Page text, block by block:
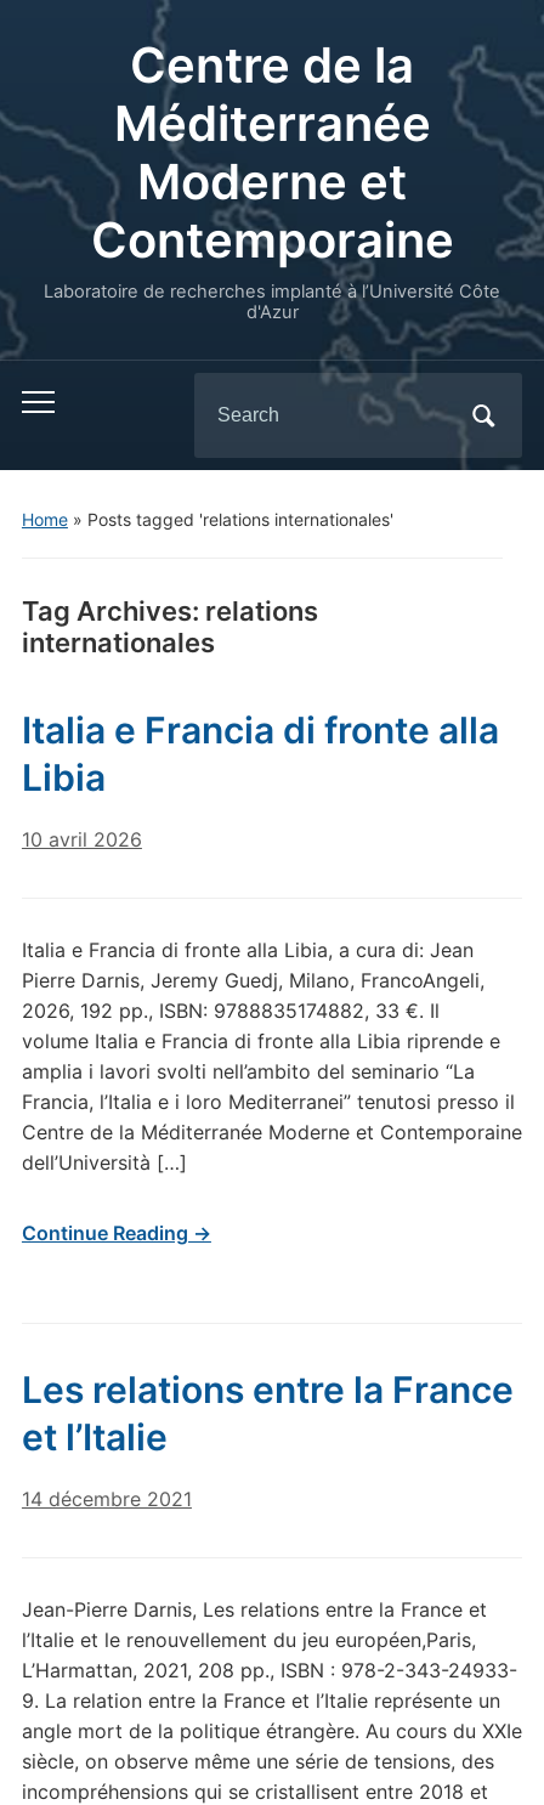
Centre de la
Méditerranée
Moderne et
Contemporaine
Laboratoire de recherches implanté à l’Université Côte
d'Azur
for:
Home» Posts tagged 'relations internationales'
Tag Archives: relations
internationales
Italia e Francia di fronte alla
Libia
10 avril 2026
Italia e Francia di fronte alla Libia, a cura di: Jean
Pierre Darnis, Jeremy Guedj, Milano, FrancoAngeli,
2026, 192 pp., ISBN: 9788835174882, 33 €. Il
volume Italia e Francia di fronte alla Libia riprende e
amplia i lavori svolti nell’ambito del seminario “La
Francia, l’Italia e i loro Mediterranei” tenutosi presso il
Centre de la Méditerranée Moderne et Contemporaine
dell’Università […]
Continue Reading →
Les relations entre la France
et l’Italie
14 décembre 2021
Jean-Pierre Darnis, Les relations entre la France et
l’Italie et le renouvellement du jeu européen,Paris,
L’Harmattan, 2021, 208 pp., ISBN : 978-2-343-24933-
9. La relation entre la France et l’Italie représente un
angle mort de la politique étrangère. Au cours du XXIe
siècle, on observe même une série de tensions, des
incompréhensions qui se cristallisent entre 2018 et